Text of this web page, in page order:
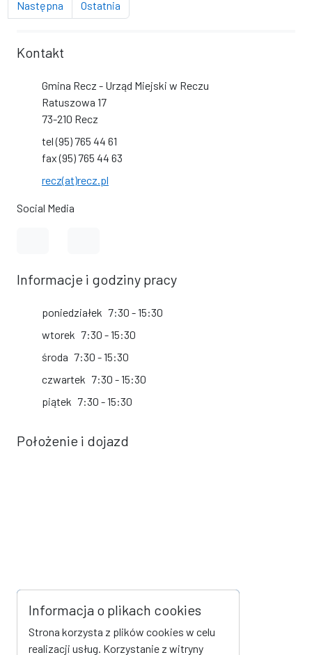
Następna stronaOstatnia
Kontakt
Gmina Recz - Urząd Miejski w Reczu
Ratuszowa 17
73-210 Recz
tel (95) 765 44 61
fax (95) 765 44 63
recz(at)recz.pl
Social Media
Informacje i godziny pracy
poniedziałek 7:30 - 15:30
wtorek 7:30 - 15:30
środa 7:30 - 15:30
czwartek 7:30 - 15:30
piątek 7:30 - 15:30
Położenie i dojazd
Informacja o plikach cookies
Strona korzysta z plików cookies w celu
realizacji usług. Korzystanie z witryny